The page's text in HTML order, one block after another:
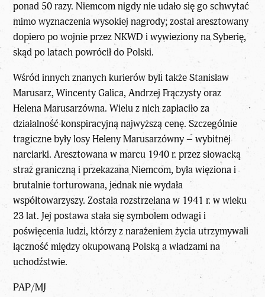
ponad 50 razy. Niemcom nigdy nie udało się go schwytać
mimo wyznaczenia wysokiej nagrody; został aresztowany
dopiero po wojnie przez NKWD i wywieziony na Syberię,
skąd po latach powrócił do Polski.
Wśród innych znanych kurierów byli także Stanisław
Marusarz, Wincenty Galica, Andrzej Frączysty oraz
Helena Marusarzówna. Wielu z nich zapłaciło za
działalność konspiracyjną najwyższą cenę. Szczególnie
tragiczne były losy Heleny Marusarzówny – wybitnej
narciarki. Aresztowana w marcu 1940 r. przez słowacką
straż graniczną i przekazana Niemcom, była więziona i
brutalnie torturowana, jednak nie wydała
współtowarzyszy. Została rozstrzelana w 1941 r. w wieku
23 lat. Jej postawa stała się symbolem odwagi i
poświęcenia ludzi, którzy z narażeniem życia utrzymywali
łączność między okupowaną Polską a władzami na
uchodźstwie.
PAP/MJ